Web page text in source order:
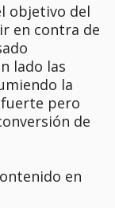
objetivo del
en contra de
lado las
la
pero
de
en